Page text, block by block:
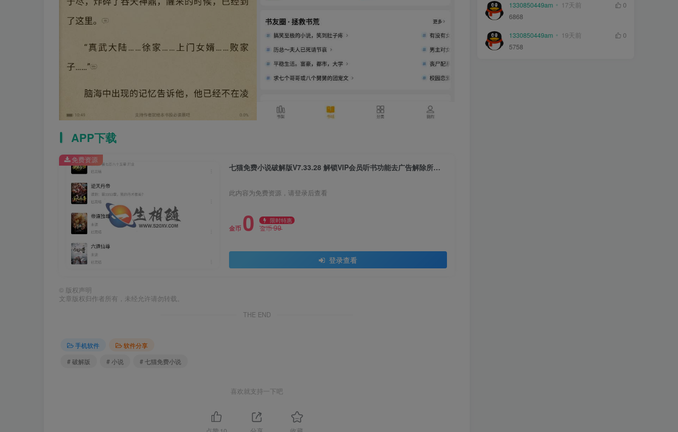
APP下载
七猫免费小说破解版V7.33.28 解锁VIP会员听书功能去广告解除所有限制版
此内容为免费资源，请登录后查看
金币 0 限时特惠
金币99
登录查看
免费资源
© 版权声明
文章版权归作者所有，未经允许请勿转载。
THE END
手机软件
软件分享
# 破解版
# 小说 # 七猫免费小说
喜欢就支持一下吧
1330850449am 17天前
0
6868
1330850449am 19天前
0
5758